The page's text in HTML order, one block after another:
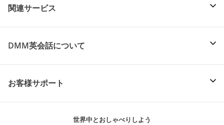
関連サービス
DMM英会話について
お客様サポート
世界中とおしゃべりしよう